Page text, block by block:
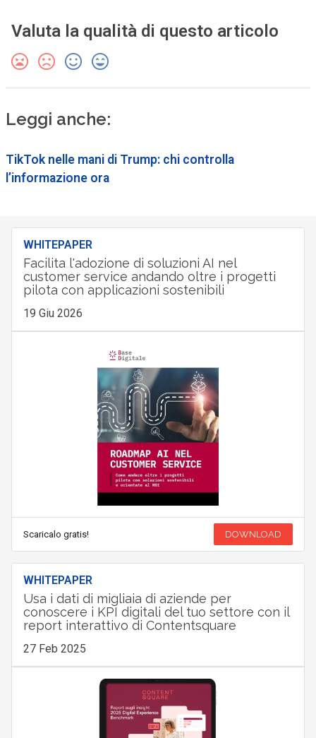
Valuta la qualità di questo articolo
Leggi anche:
TikTok nelle mani di Trump: chi controlla
l’informazione ora
WHITEPAPER
Facilita l'adozione di soluzioni AI nel
customer service andando oltre i progetti
pilota con applicazioni sostenibili
19 Giu 2026
Scaricalo gratis! DOWNLOAD
WHITEPAPER
Usa i dati di migliaia di aziende per
conoscere i KPI digitali del tuo settore con il
report interattivo di Contentsquare
27 Feb 2025